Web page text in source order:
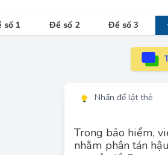
số 1 Đề số 2 Đề số 3
Nhấn để lật thẻ
Trong bảo hiểm,
nhằm phân tán